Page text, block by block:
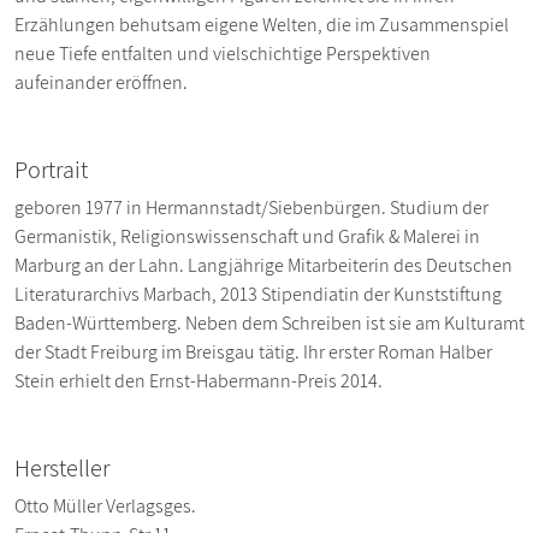
Erzählungen behutsam eigene Welten, die im Zusammenspiel
neue Tiefe entfalten und vielschichtige Perspektiven
aufeinander eröffnen.
Portrait
geboren 1977 in Hermannstadt/Siebenbürgen. Studium der
Germanistik, Religionswissenschaft und Grafik & Malerei in
Marburg an der Lahn. Langjährige Mitarbeiterin des Deutschen
Literaturarchivs Marbach, 2013 Stipendiatin der Kunststiftung
Baden-Württemberg. Neben dem Schreiben ist sie am Kulturamt
der Stadt Freiburg im Breisgau tätig. Ihr erster Roman Halber
Stein erhielt den Ernst-Habermann-Preis 2014.
Hersteller
Otto Müller Verlagsges.